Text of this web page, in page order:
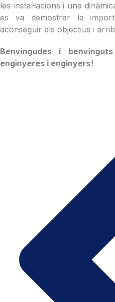
les instal·lacions i una
es va demostrar la
aconseguir els objectius i
Benvingudes i
enginyeres i enginyers!